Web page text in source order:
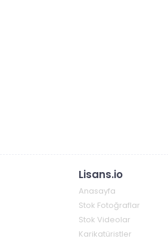
Lisans.io
Anasayfa
Stok Fotoğraflar
Stok Videolar
Karikatüristler